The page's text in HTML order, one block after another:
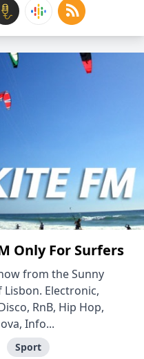
Only For Surfers
from the Sunny
Lisbon. Electronic,
RnB, Hip Hop,
Info...
Sport